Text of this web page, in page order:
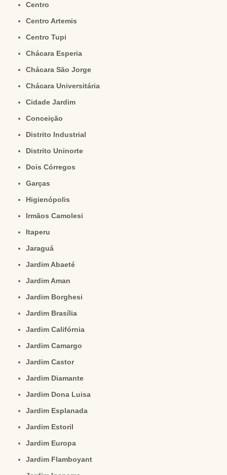
Centro
Centro Artemis
Centro Tupi
Chácara Esperia
Chácara São Jorge
Chácara Universitária
Cidade Jardim
Conceição
Distrito Industrial
Distrito Uninorte
Dois Córregos
Garças
Higienópolis
Irmãos Camolesi
Itaperu
Jaraguá
Jardim Abaeté
Jardim Aman
Jardim Borghesi
Jardim Brasília
Jardim Califórnia
Jardim Camargo
Jardim Castor
Jardim Diamante
Jardim Dona Luisa
Jardim Esplanada
Jardim Estoril
Jardim Europa
Jardim Flamboyant